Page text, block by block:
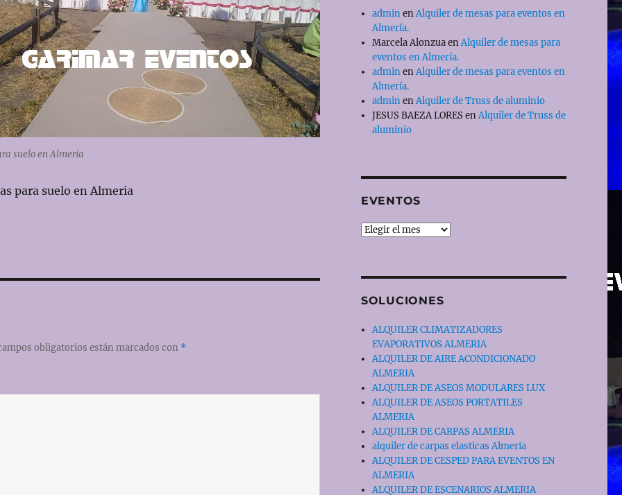
suelo en Almeria
para suelo en Almeria
obligatorios están marcados con *
adminenAlquiler de mesas para eventos en
Almería.
Marcela AlonzuaenAlquiler de mesas para
eventos en Almería.
adminenAlquiler de mesas para eventos en
Almería.
adminenAlquiler de Truss de aluminio
JESUS BAEZA LORESenAlquiler de Truss de
aluminio
EVENTOS
EVENTOS
SOLUCIONES
ALQUILER CLIMATIZADORES
EVAPORATIVOS ALMERIA
ALQUILER DE AIRE ACONDICIONADO
ALMERIA
ALQUILER DE ASEOS MODULARES LUX
ALQUILER DE ASEOS PORTATILES
ALMERIA
ALQUILER DE CARPAS ALMERIA
alquiler de carpas elasticas Almeria
ALQUILER DE CESPED PARA EVENTOS EN
ALMERIA
ALQUILER DE ESCENARIOS ALMERIA